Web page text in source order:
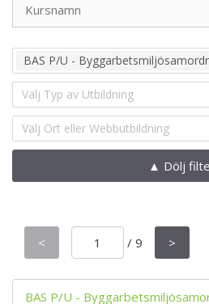
BAS P/U -
Välj Typ av Utbildning
Välj Ort eller Webbutbildning
▲ Dölj
< / 9 >
BAS P/U -